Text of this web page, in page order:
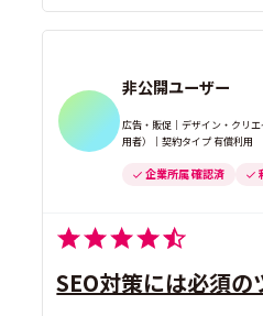
非公開ユーザー
広告・販促｜デザイン・クリ
用者）｜契約タイプ 有償利用
企業所属 確認済
SEO対策には必須の